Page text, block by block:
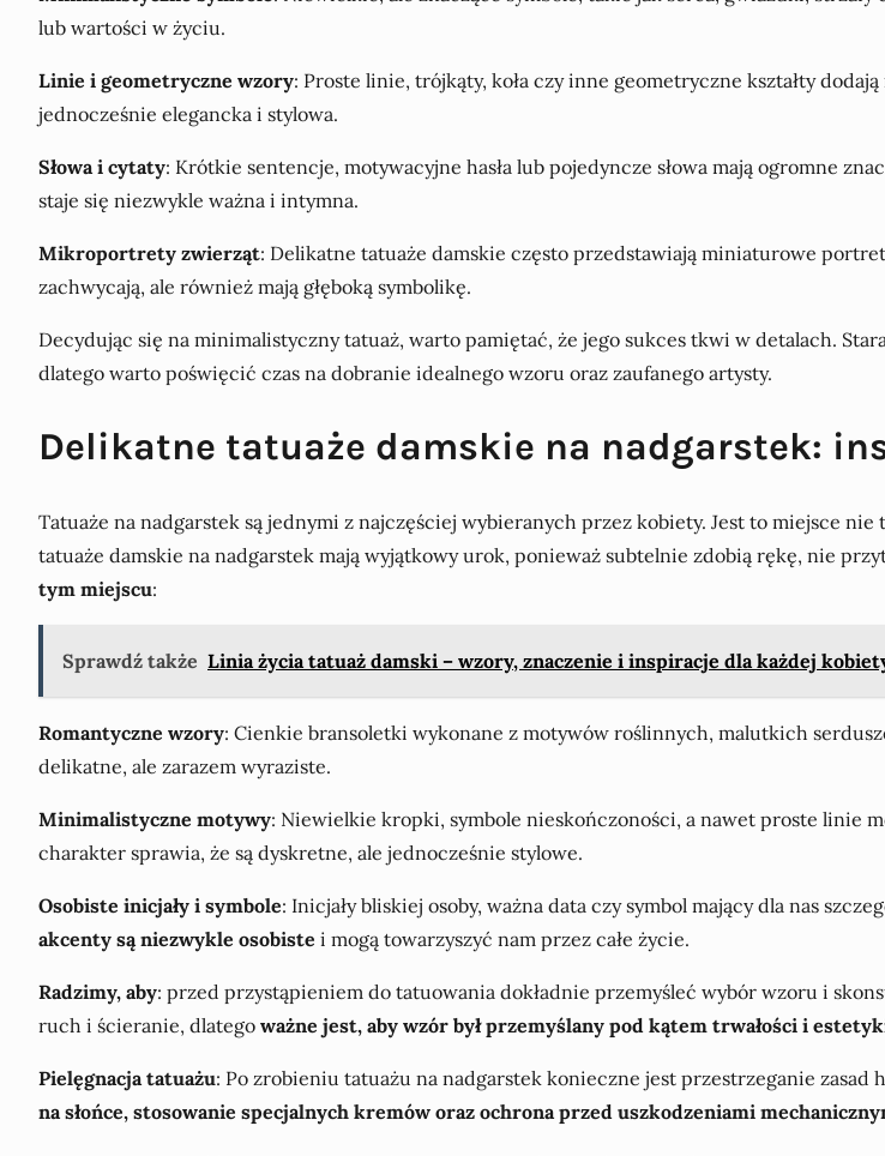
lub wartości w życiu.
Linie i geometryczne wzory: Proste linie, trójkąty, koła czy inne geometryczne kształty
jednocześnie elegancka i stylowa.
Słowa i cytaty: Krótkie sentencje, motywacyjne hasła lub pojedyncze słowa mają ogromne
staje się niezwykle ważna i intymna.
Mikroportrety zwierząt: Delikatne tatuaże damskie często przedstawiają miniaturowe
zachwycają, ale również mają głęboką symbolikę.
Decydując się na minimalistyczny tatuaż, warto pamiętać, że jego sukces tkwi w detalach.
dlatego warto poświęcić czas na dobranie idealnego wzoru oraz zaufanego artysty.
Delikatne tatuaże damskie na nadgarstek:
Tatuaże na nadgarstek są jednymi z najczęściej wybieranych przez kobiety. Jest to miejsce
tatuaże damskie na nadgarstek mają wyjątkowy urok, ponieważ subtelnie zdobią rękę, nie
tym miejscu:
Sprawdź także Linia życia tatuaż damski – wzory, znaczenie i inspiracje dla każdej
Romantyczne wzory: Cienkie bransoletki wykonane z motywów roślinnych, malutkich
delikatne, ale zarazem wyraziste.
Minimalistyczne motywy: Niewielkie kropki, symbole nieskończoności, a nawet proste linie
charakter sprawia, że są dyskretne, ale jednocześnie stylowe.
Osobiste inicjały i symbole: Inicjały bliskiej osoby, ważna data czy symbol mający dla nas
akcenty są niezwykle osobiste i mogą towarzyszyć nam przez całe życie.
Radzimy, aby: przed przystąpieniem do tatuowania dokładnie przemyśleć wybór wzoru i
ruch i ścieranie, dlatego ważne jest, aby wzór był przemyślany pod kątem trwałości i
Pielęgnacja tatuażu: Po zrobieniu tatuażu na nadgarstek konieczne jest przestrzeganie zasad
na słońce, stosowanie specjalnych kremów oraz ochrona przed uszkodzeniami